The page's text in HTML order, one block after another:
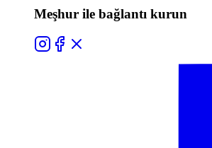
Meşhur ile bağlantı kurun